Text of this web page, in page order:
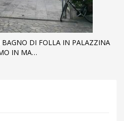
BAGNO DI FOLLA IN PALAZZINA
IN MA…